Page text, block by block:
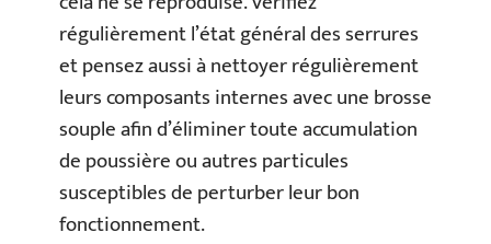
régulièrement l’état général des serrures
et pensez aussi à nettoyer régulièrement
leurs composants internes avec une brosse
souple afin d’éliminer toute accumulation
de poussière ou autres particules
susceptibles de perturber leur bon
fonctionnement.